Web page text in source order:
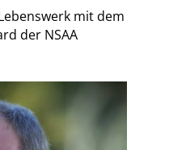
mit dem
der NSAA